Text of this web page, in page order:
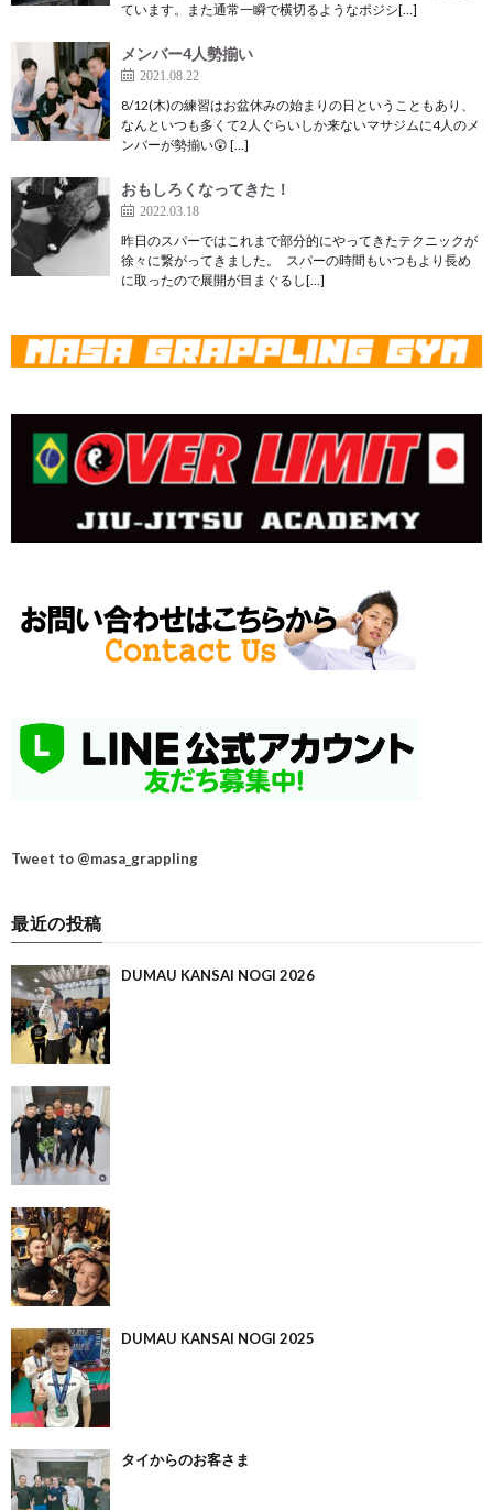
ています。また通常一瞬で横切るようなポジシ[…]
メンバー4人勢揃い
2021.08.22
8/12(木)の練習はお盆休みの始まりの日ということもあり、
なんといつも多くて2人ぐらいしか来ないマサジムに4人のメ
ンバーが勢揃い😲 […]
おもしろくなってきた！
2022.03.18
昨日のスパーではこれまで部分的にやってきたテクニックが
徐々に繋がってきました。 スパーの時間もいつもより長め
に取ったので展開が目まぐるし[…]
Tweet to @masa_grappling
最近の投稿
DUMAU KANSAI NOGI 2026
DUMAU KANSAI NOGI 2025
タイからのお客さま